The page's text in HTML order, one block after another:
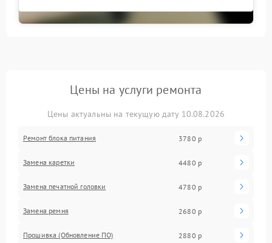
Цены на услуги ремонта
Цены актуальны на текущую дату 10.08.2026
Ремонт блока питания 3780 р
Замена каретки 4480 р
Замена печатной головки 4780 р
Замена ремня 2680 р
Прошивка (Обновление ПО) 2880 р